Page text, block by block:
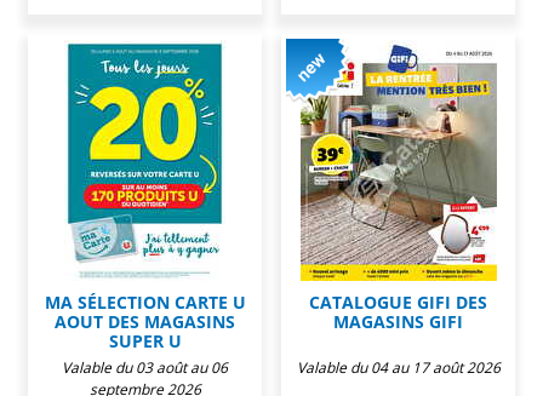
MA SÉLECTION CARTE U
AOUT DES MAGASINS
SUPER U
Valable du 03 août au 06
septembre 2026
CATALOGUE GIFI DES
MAGASINS GIFI
Valable du 04 au 17 août 2026